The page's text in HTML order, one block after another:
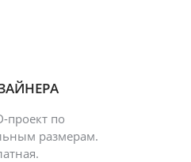
проект по
размерам.